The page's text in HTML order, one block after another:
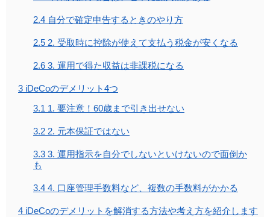
2.4 自分で確定申告するときのやり方
2.5 2. 受取時に控除が使えて支払う税金が安くなる
2.6 3. 運用で得た収益は非課税になる
3 iDeCoのデメリット4つ
3.1 1. 要注意！60歳まで引き出せない
3.2 2. 元本保証ではない
3.3 3. 運用指示を自分でしないといけないので面倒か
も
3.4 4. 口座管理手数料など、複数の手数料がかかる
4 iDeCoのデメリットを解消する方法や考え方を紹介します